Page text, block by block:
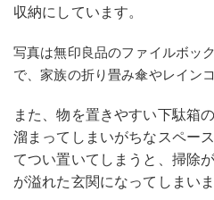
収納にしています。
写真は無印良品のファイルボッ
で、家族の折り畳み傘やレイン
また、物を置きやすい下駄箱
溜まってしまいがちなスペー
てつい置いてしまうと、掃除
が溢れた玄関になってしまいま